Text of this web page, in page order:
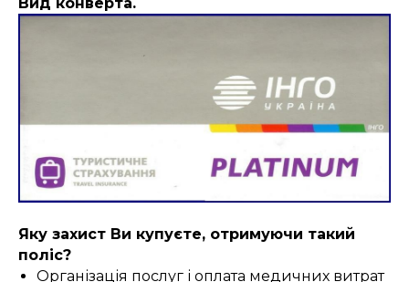
Вид конверта.
Яку захист Ви купуєте, отримуючи такий
поліс?
Організація послуг і оплата медичних витрат